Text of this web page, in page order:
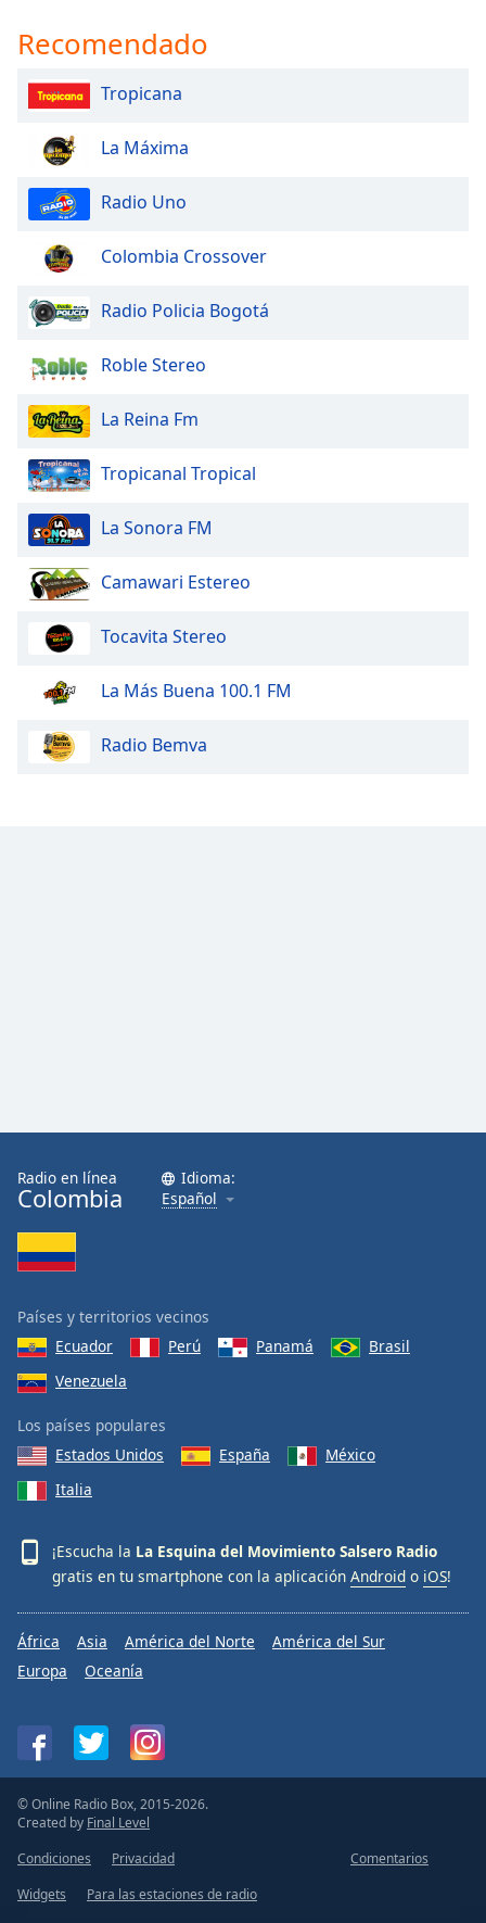
Recomendado
Tropicana
La Máxima
Radio Uno
Colombia Crossover
Radio Policia Bogotá
Roble Stereo
La Reina Fm
Tropicanal Tropical
La Sonora FM
Camawari Estereo
Tocavita Stereo
La Más Buena 100.1 FM
Radio Bemva
Radio en línea
Colombia
Idioma:
Español
Países y territorios vecinos
Ecuador
Perú Panamá
Brasil
Venezuela
Los países populares
Estados Unidos
España
México
Italia
¡Escucha la La Esquina del Movimiento Salsero Radio
gratis en tu smartphone con la aplicación Android o iOS!
África Asia América del Norte
América del Sur
Europa
Oceanía
© Online Radio Box, 2015-2026.
Created by Final Level
Condiciones
Privacidad
Comentarios
Widgets
Para las estaciones de radio